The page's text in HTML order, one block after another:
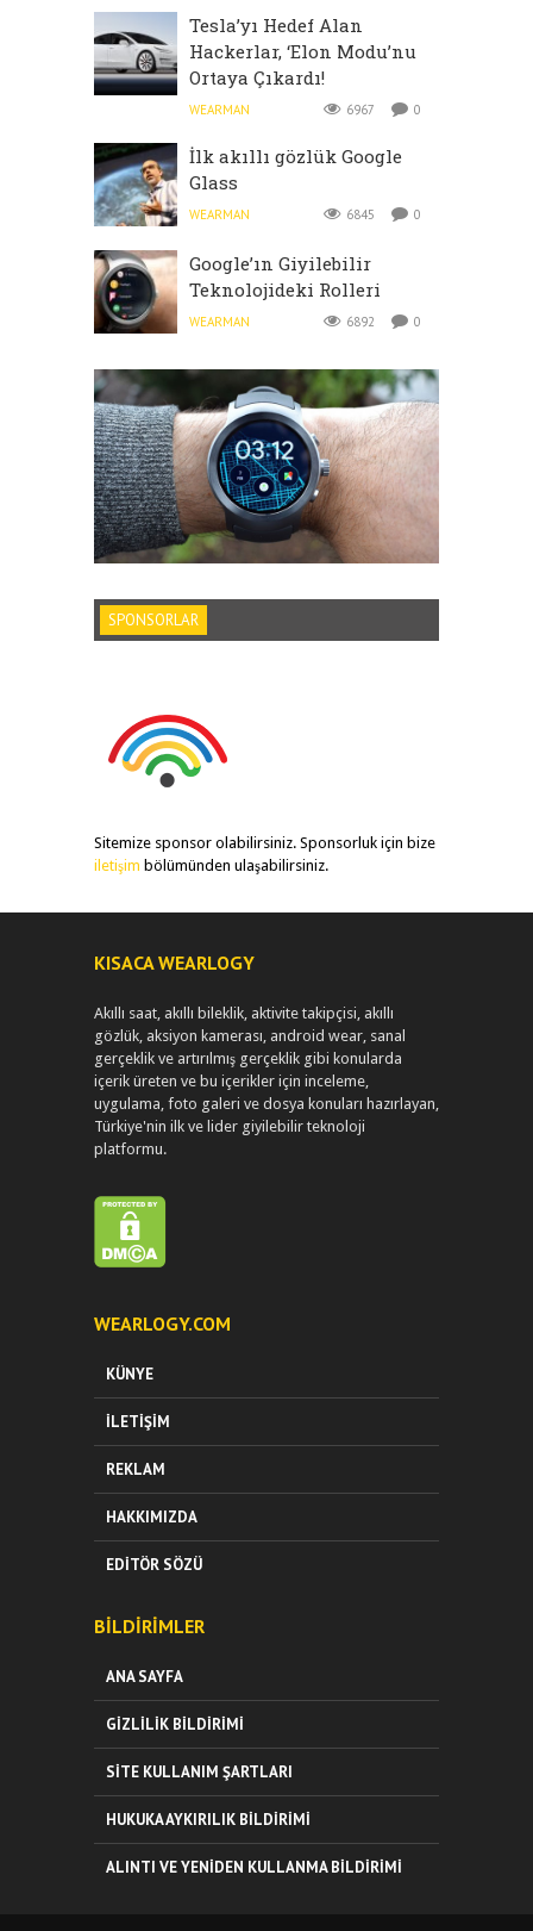
Tesla’yı Hedef Alan
Hackerlar, ‘Elon Modu’nu
Ortaya Çıkardı!
WEARMAN 6967 0
İlk akıllı gözlük Google
Glass
WEARMAN 6845 0
Google’ın Giyilebilir
Teknolojideki Rolleri
WEARMAN 6892 0
SPONSORLAR
Sitemize sponsor olabilirsiniz. Sponsorluk için bize
iletişim bölümünden ulaşabilirsiniz.
KISACA WEARLOGY
Akıllı saat, akıllı bileklik, aktivite takipçisi, akıllı
gözlük, aksiyon kamerası, android wear, sanal
gerçeklik ve artırılmış gerçeklik gibi konularda
içerik üreten ve bu içerikler için inceleme,
uygulama, foto galeri ve dosya konuları hazırlayan,
Türkiye'nin ilk ve lider giyilebilir teknoloji
platformu.
WEARLOGY.COM
KÜNYE
İLETIŞIM
REKLAM
HAKKIMIZDA
EDITÖR SÖZÜ
BILDIRIMLER
ANA SAYFA
GIZLILIK BILDIRIMI
SITE KULLANIM ŞARTLARI
HUKUKA AYKIRILIK BILDIRIMI
ALINTI VE YENIDEN KULLANMA BILDIRIMI